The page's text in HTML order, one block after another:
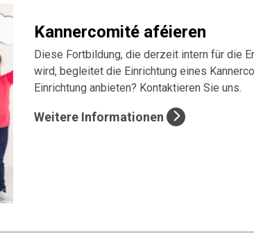
Kannercomité aféieren
Diese Fortbildung, die derzeit intern für die
wird, begleitet die Einrichtung eines
Einrichtung anbieten? Kontaktieren Sie uns.
Weitere Informationen